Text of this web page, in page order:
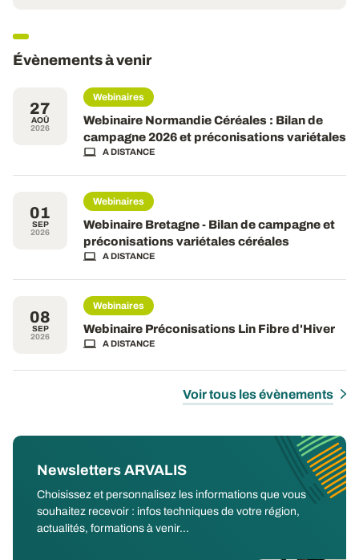
Évènements à venir
27
AOÛ
2026
Webinaires
Webinaire Normandie Céréales : Bilan de
campagne 2026 et préconisations variétales
A DISTANCE
01
SEP
2026
Webinaires
Webinaire Bretagne - Bilan de campagne et
préconisations variétales céréales
A DISTANCE
08
SEP
2026
Webinaires
Webinaire Préconisations Lin Fibre d'Hiver
A DISTANCE
Voir tous les évènements
Newsletters ARVALIS
Choisissez et personnalisez les informations que vous
souhaitez recevoir : infos techniques de votre région,
actualités, formations à venir...